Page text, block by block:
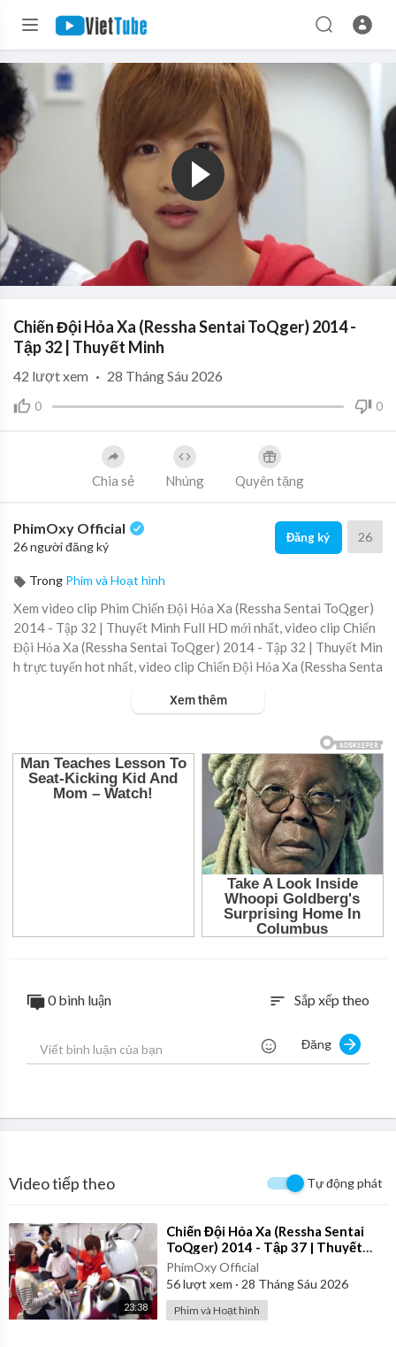
Chiến Đội Hỏa Xa (Ressha Sentai ToQger) 2014 -
Tập 32 | Thuyết Minh
0 0
42 lượt xem · 28 Tháng Sáu 2026
Chia sẻ Nhúng Quyên tặng
PhimOxy Official
26 người đăng ký
Đăng ký 26
Trong Phim và Hoạt hình
Xem video clip Phim Chiến Đội Hỏa Xa (Ressha Sentai ToQger)
2014 - Tập 32 | Thuyết Minh Full HD mới nhất, video clip Chiến
Đội Hỏa Xa (Ressha Sentai ToQger) 2014 - Tập 32 | Thuyết Min
h trực tuyến hot nhất, video clip Chiến Đội Hỏa Xa (Ressha Senta
Xem thêm
0 bình luận sort Sắp xếp theo
Đăng
Video tiếp theo Tự động phát
23:38
⁣Chiến Đội Hỏa Xa (Ressha Sentai
ToQger) 2014 - Tập 37 | Thuyết
Minh
PhimOxy Official
56lượt xem · 28 Tháng Sáu 2026
Phim và Hoạt hình